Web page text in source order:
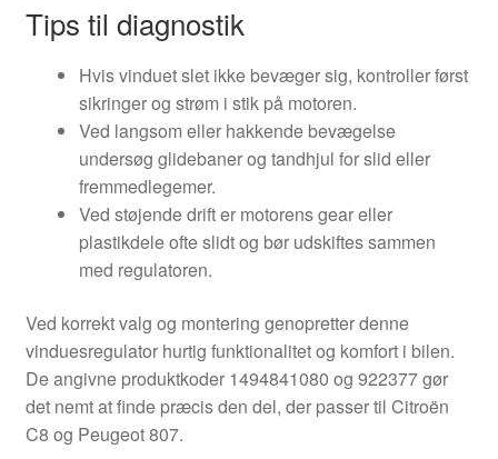
Tips til diagnostik
Hvis vinduet slet ikke bevæger sig, kontroller først
sikringer og strøm i stik på motoren.
Ved langsom eller hakkende bevægelse
undersøg glidebaner og tandhjul for slid eller
fremmedlegemer.
Ved støjende drift er motorens gear eller
plastikdele ofte slidt og bør udskiftes sammen
med regulatoren.
Ved korrekt valg og montering genopretter denne
vinduesregulator hurtig funktionalitet og komfort i bilen.
De angivne produktkoder 1494841080 og 922377 gør
det nemt at finde præcis den del, der passer til Citroën
C8 og Peugeot 807.